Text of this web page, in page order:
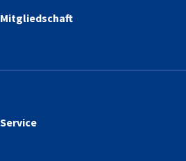
Mitgliedschaft
Service